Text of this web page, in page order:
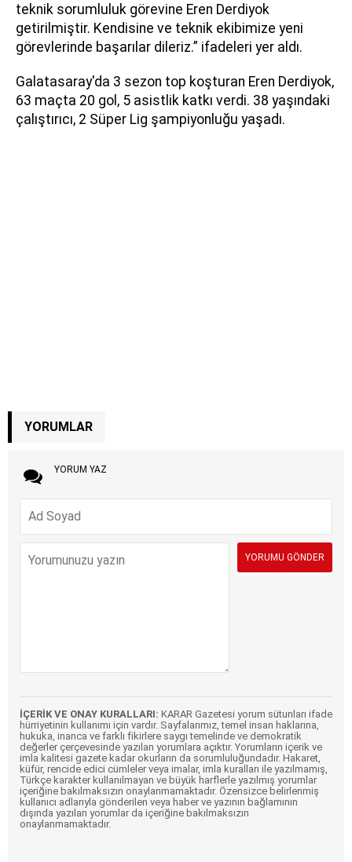
teknik sorumluluk görevine Eren Derdiyok
getirilmiştir. Kendisine ve teknik ekibimize yeni
görevlerinde başarılar dileriz.” ifadeleri yer aldı.
Galatasaray'da 3 sezon top koşturan Eren Derdiyok,
63 maçta 20 gol, 5 asistlik katkı verdi. 38 yaşındaki
çalıştırıcı, 2 Süper Lig şampiyonluğu yaşadı.
YORUMLAR
YORUM YAZ
İÇERİK VE ONAY KURALLARI: KARAR Gazetesi yorum sütunları ifade
hürriyetinin kullanımı için vardır. Sayfalarımız, temel insan haklarına,
hukuka, inanca ve farklı fikirlere saygı temelinde ve demokratik
değerler çerçevesinde yazılan yorumlara açıktır. Yorumların içerik ve
imla kalitesi gazete kadar okurların da sorumluluğundadır. Hakaret,
küfür, rencide edici cümleler veya imalar, imla kuralları ile yazılmamış,
Türkçe karakter kullanılmayan ve büyük harflerle yazılmış yorumlar
içeriğine bakılmaksızın onaylanmamaktadır. Özensizce belirlenmiş
kullanıcı adlarıyla gönderilen veya haber ve yazının bağlamının
dışında yazılan yorumlar da içeriğine bakılmaksızın
onaylanmamaktadır.